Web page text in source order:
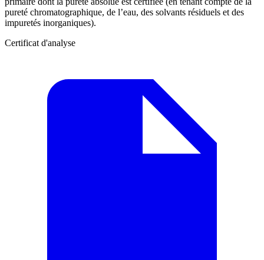
pureté chromatographique, de l’eau, des solvants résiduels et des
impuretés inorganiques).
Certificat d'analyse